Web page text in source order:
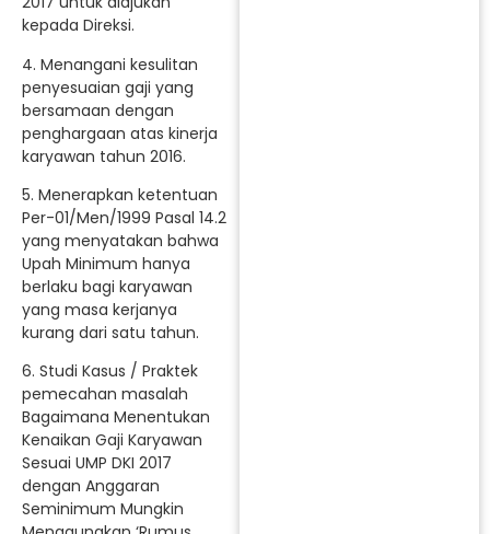
kepada Direksi.
4. Menangani kesulitan
penyesuaian gaji yang
bersamaan dengan
penghargaan atas kinerja
karyawan tahun 2016.
5. Menerapkan ketentuan
Per-01/Men/1999 Pasal 14.2
yang menyatakan bahwa
Upah Minimum hanya
berlaku bagi karyawan
yang masa kerjanya
kurang dari satu tahun.
6. Studi Kasus / Praktek
pemecahan masalah
Bagaimana Menentukan
Kenaikan Gaji Karyawan
Sesuai UMP DKI 2017
dengan Anggaran
Seminimum Mungkin